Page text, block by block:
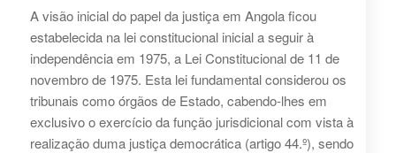
A visão inicial do papel da justiça em Angola ficou
estabelecida na lei constitucional inicial a seguir à
independência em 1975, a Lei Constitucional de 11 de
novembro de 1975. Esta lei fundamental considerou os
tribunais como órgãos de Estado, cabendo-lhes em
exclusivo o exercício da função jurisdicional com vista à
realização duma justiça democrática (artigo 44.º), sendo